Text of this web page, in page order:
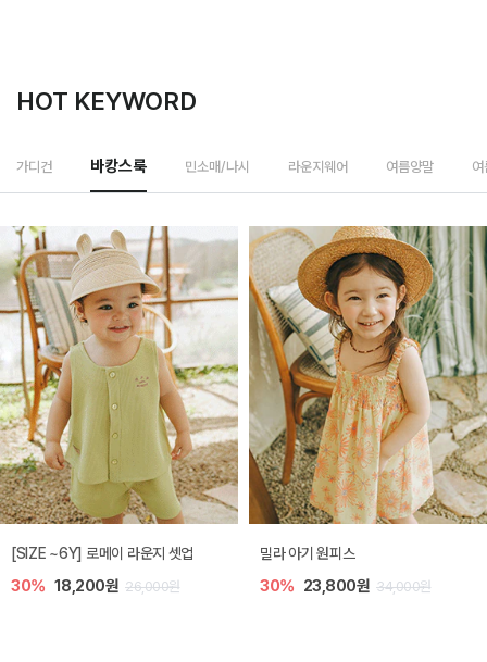
HOT KEYWORD
가디건 바캉스룩 민소매/나시 라운지웨어 여름양말
엘리오 아기 블라우스
40% 16,200원 27,000원
엘로디 니트 아기 뷔스티에
40% 16,200원 27,000원